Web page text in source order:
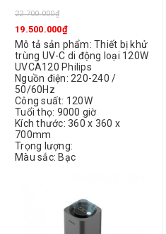
22.700.000₫
19.500.000₫
Mô tả sản phẩm: Thiết bị khử
trùng UV-C di động loại 120W
UVCA120 Philips
Nguồn điện: 220-240 /
50/60Hz
Công suất: 120W
Tuổi thọ: 9000 giờ
Kích thước: 360 x 360 x
700mm
Trọng lượng:
Màu sắc: Bạc